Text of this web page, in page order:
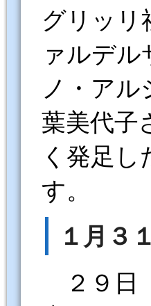
グリッリ
ァルデ
ノ・ア
葉美代子
く発足
す。
１月３
２９日